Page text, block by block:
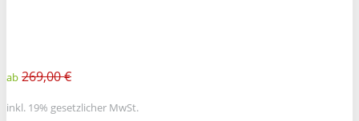
ab 269,00 €
inkl. 19% gesetzlicher MwSt.